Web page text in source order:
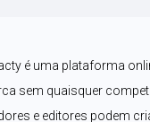
é uma plataforma
sem quaisquer
e editores podem